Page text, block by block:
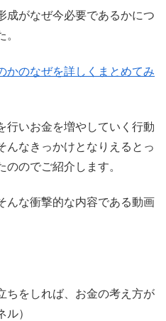
成がなぜ今必要であるかにつ
かのなぜを詳しくまとめてみ
行いお金を増やしていく行動
んなきっかけとなりえるとっ
のでご紹介します。
んな衝撃的な内容である動画
をしれば、お金の考え方が
）